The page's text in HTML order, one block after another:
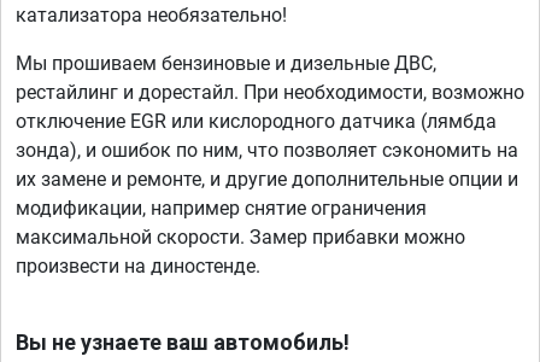
катализатора необязательно!
Мы прошиваем бензиновые и дизельные ДВС,
рестайлинг и дорестайл. При необходимости, возможно
отключение EGR или кислородного датчика (лямбда
зонда), и ошибок по ним, что позволяет сэкономить на
их замене и ремонте, и другие дополнительные опции и
модификации, например снятие ограничения
максимальной скорости. Замер прибавки можно
произвести на диностенде.
Вы не узнаете ваш автомобиль!